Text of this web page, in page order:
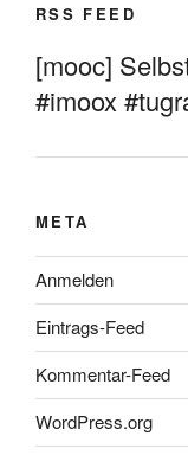
RSS FEED
[mooc]
#imoox
META
Anmelden
Eintrags-Feed
Kommentar-Feed
WordPress.org